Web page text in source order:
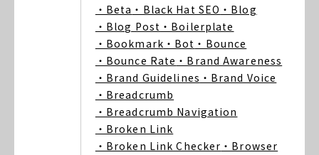
・Beta ・Black Hat SEO ・Blog
・Blog Post ・Boilerplate
・Bookmark ・Bot ・Bounce
・Bounce Rate ・Brand Awareness
・Brand Guidelines ・Brand Voice
・Breadcrumb
・Breadcrumb Navigation
・Broken Link
・Broken Link Checker ・Browser